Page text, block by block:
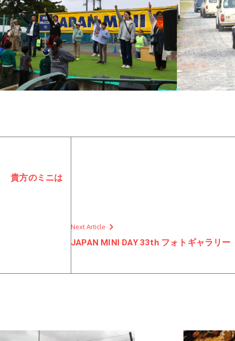
貴方のミニは
Next Article
JAPAN MINI DAY 33th フォトギャラリー